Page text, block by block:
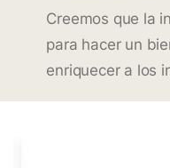
Creemos que la
para hacer un
enriquecer a los